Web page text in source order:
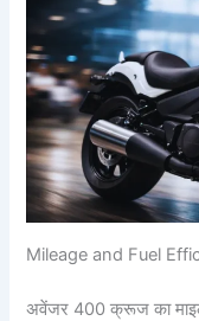
Mileage and Fuel
अवेंजर 400 क्रूज का